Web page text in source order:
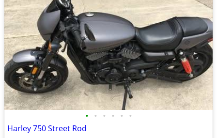
• • • • • •
Harley 750 Street Rod